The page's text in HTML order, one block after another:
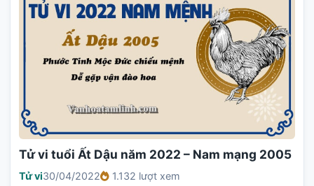
Tử vi tuổi Ất Dậu năm 2022 – Nam mạng 2005
Tử vi30/04/2022 1.132 lượt xem